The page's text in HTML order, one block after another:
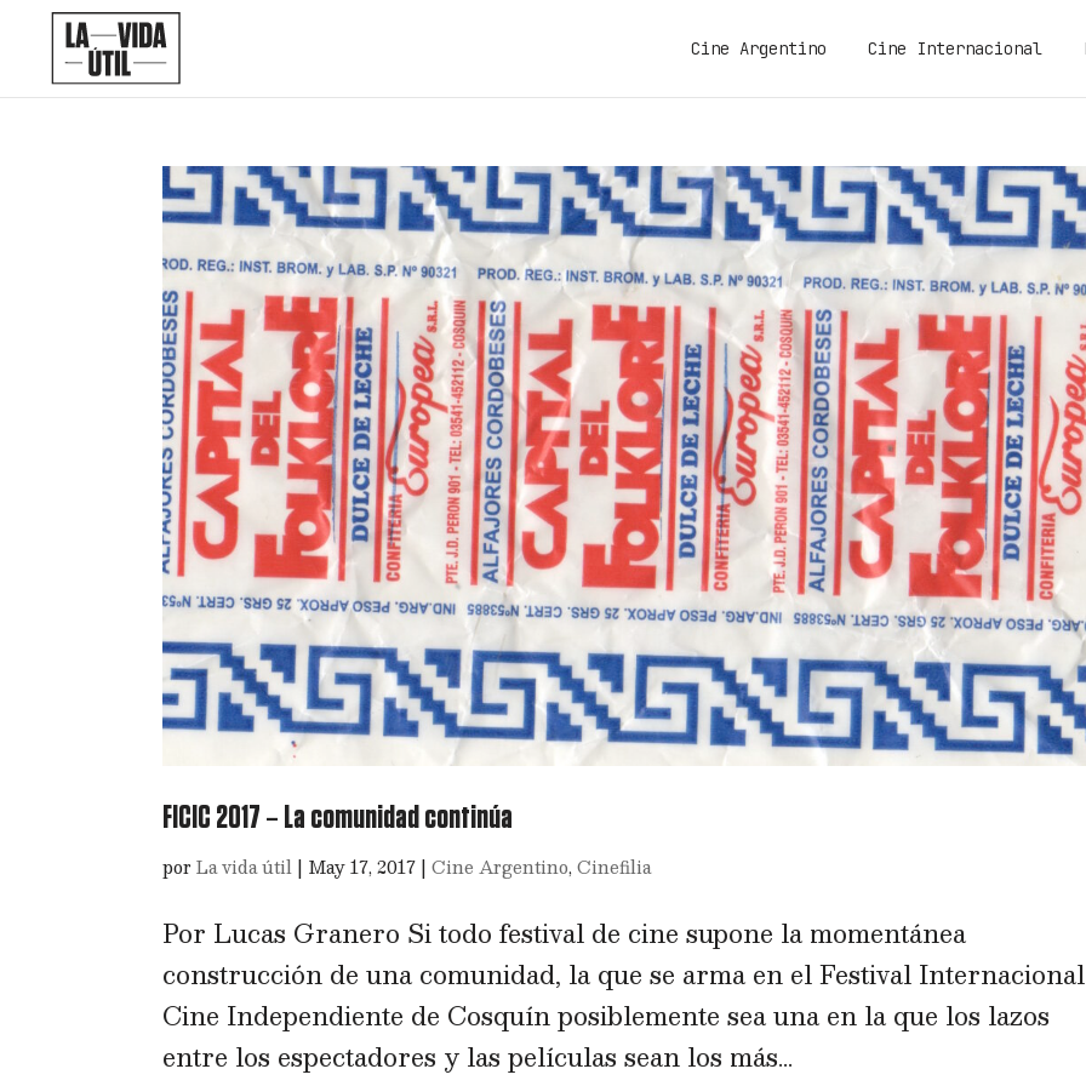
Cine Argentino Cine Internacional
FICIC 2017 – La comunidad continúa
porLa vida útil | May 17, 2017 |Cine Argentino,Cinefilia
Por Lucas Granero Si todo festival de cine supone la momentánea
construcción de una comunidad, la que se arma en el Festival
Cine Independiente de Cosquín posiblemente sea una en la que los lazos
entre los espectadores y las películas sean los más...